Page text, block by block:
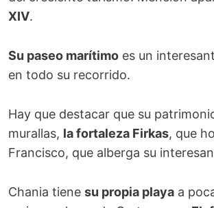
XIV.
Su paseo marítimo es un
en todo su recorrido.
Hay que destacar que su
murallas, la fortaleza Firkas, que
Francisco, que alberga su
Chania tiene su propia playa a